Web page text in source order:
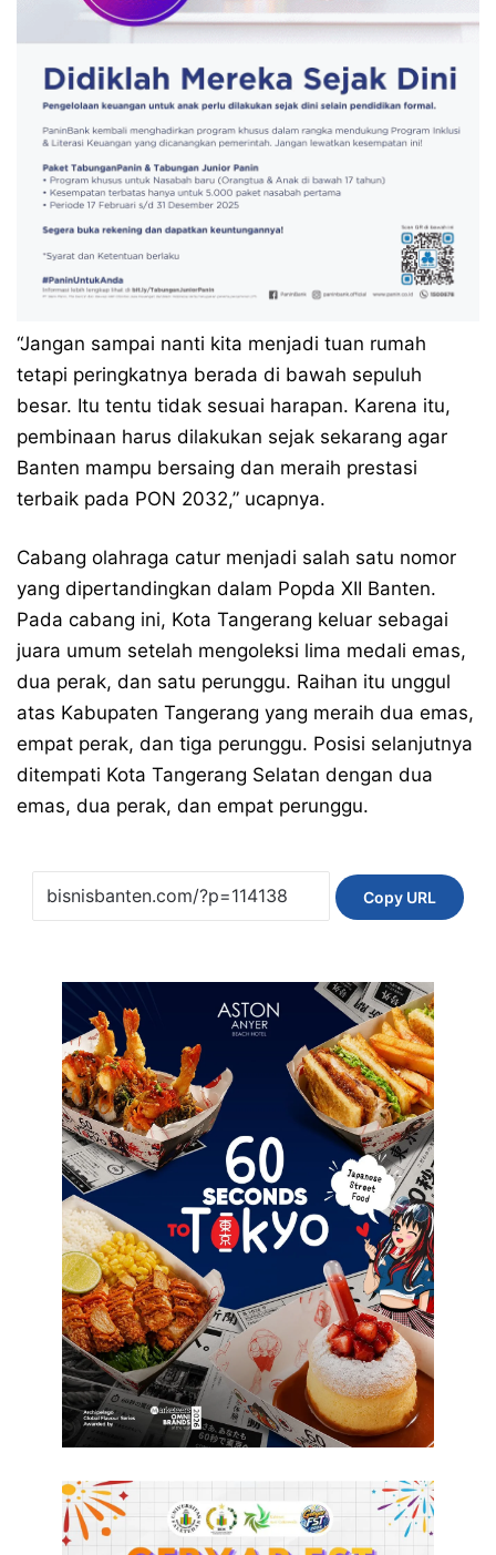
“Jangan sampai nanti kita menjadi tuan rumah
tetapi peringkatnya berada di bawah sepuluh
besar. Itu tentu tidak sesuai harapan. Karena itu,
pembinaan harus dilakukan sejak sekarang agar
Banten mampu bersaing dan meraih prestasi
terbaik pada PON 2032,” ucapnya.
Cabang olahraga catur menjadi salah satu nomor
yang dipertandingkan dalam Popda XII Banten.
Pada cabang ini, Kota Tangerang keluar sebagai
juara umum setelah mengoleksi lima medali emas,
dua perak, dan satu perunggu. Raihan itu unggul
atas Kabupaten Tangerang yang meraih dua emas,
empat perak, dan tiga perunggu. Posisi selanjutnya
ditempati Kota Tangerang Selatan dengan dua
emas, dua perak, dan empat perunggu.
Copy URL